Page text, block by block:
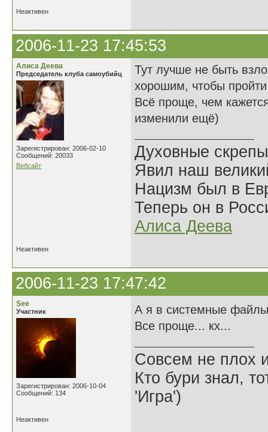
Неактивен
2006-11-23 17:45:53
Алиса Деева
Председатель клуба самоубийц
Зарегистрирован: 2006-02-10
Сообщений: 20033
Вебсайт
Тут лучше не быть
хорошим, чтобы
Всё проще, чем
изменили ещё)
Духовные
Явил наш
Нацизм был в
Теперь он в
Алиса Деева
Неактивен
2006-11-23 17:47:42
See
Участник
Зарегистрирован: 2006-10-04
Сообщений: 134
А я в системные
Все проще... кх...
Совсем не плох
Кто бури знал,
'Игра')
Неактивен